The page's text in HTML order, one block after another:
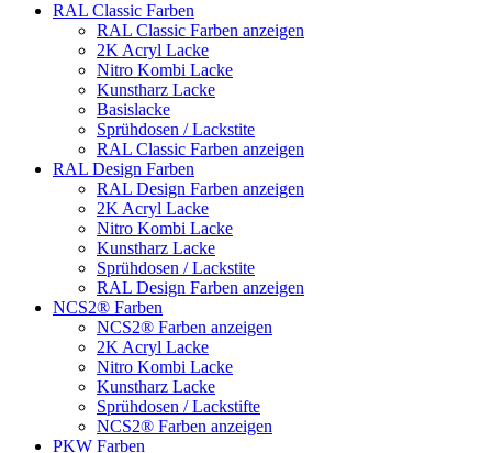
RAL Classic Farben
RAL Classic Farben anzeigen
2K Acryl Lacke
Nitro Kombi Lacke
Kunstharz Lacke
Basislacke
Sprühdosen / Lackstite
RAL Classic Farben anzeigen
RAL Design Farben
RAL Design Farben anzeigen
2K Acryl Lacke
Nitro Kombi Lacke
Kunstharz Lacke
Sprühdosen / Lackstite
RAL Design Farben anzeigen
NCS2® Farben
NCS2® Farben anzeigen
2K Acryl Lacke
Nitro Kombi Lacke
Kunstharz Lacke
Sprühdosen / Lackstifte
NCS2® Farben anzeigen
PKW Farben